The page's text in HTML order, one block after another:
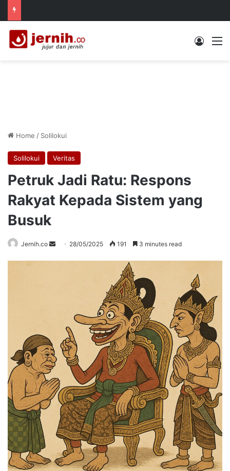
Log In
Home / Solilokui
Solilokui Veritas
Petruk Jadi Ratu: Respons
Rakyat Kepada Sistem yang
Busuk
Jernih.co
Send 28/05/2025 191 3 minutes read